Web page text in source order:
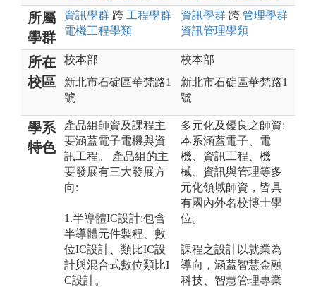
所屬
學群
資訊學群 跨 工程學群
電機工程學類
資訊學群 跨 管理學群
資訊管理學類
所在
校區
校本部
新北市石碇區華梵路1
號
校本部
新北市石碇區華梵路1
號
學系
特色
產品組師資及課程主
要涵蓋電子電機與資
訊工程。 產品組的主
要發展有三大發展方
向:
1.半導體IC設計:包含
半導體元件製程、數
位IC設計、類比IC設
計與混合式數位類比I
C設計。
多元化及優良之師資:
本系涵蓋電子、電
機、資訊工程、機
械、資訊與管理等多
元化領域師資，皆具
有國內外名校博士學
位。
課程之設計以就業為
導向，涵蓋智慧金融
科技、智慧管理專業